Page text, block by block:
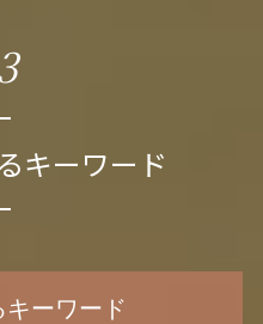
キーワード
ーワード